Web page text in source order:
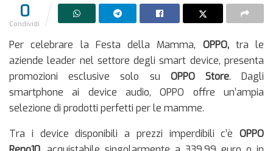
0
Condividi
Per celebrare la Festa della Mamma, OPPO,tra le
aziende leader nel settore degli smart device, presenta
promozioni esclusive solo su OPPO Store. Dagli
smartphone ai device audio, OPPO offre un’ampia
selezione di prodotti perfetti per le mamme.
Tra i device disponibili a prezzi imperdibili c’è OPPO